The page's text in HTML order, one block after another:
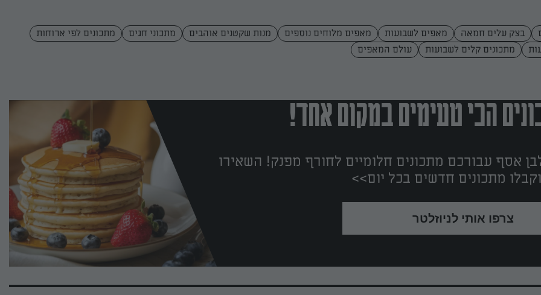
בצק עלים חמאה מאפים לשבועות מאפים מלוחים נוספים מנות שקטנים אוהבים מתכוני חגים
מתכונים לפי ארוחות
מתכונים קלים לשבועות עולם המאפים
הכי טעימים במקום אחד!
אסף עבורכם מתכונים חלומיים לחורף מפנק! השאירו
מתכונים חדשים בכל יום>>
צרפו אותי לניוזלטר